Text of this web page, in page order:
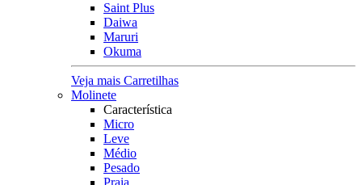
Saint Plus
Daiwa
Maruri
Okuma
Veja mais Carretilhas
Molinete
Característica
Micro
Leve
Médio
Pesado
Praia